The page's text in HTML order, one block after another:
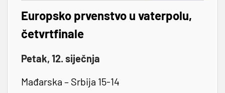
Europsko prvenstvo u vaterpolu,
četvrtfinale
Petak, 12. siječnja
Mađarska – Srbija 15-14